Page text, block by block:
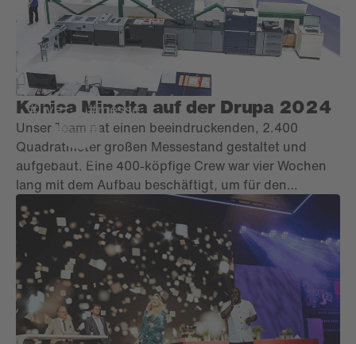
#live #messe
Konica Minolta auf der Drupa 2024
Unser Team hat einen beeindruckenden, 2.400
Quadratmeter großen Messestand gestaltet und
aufgebaut. Eine 400-köpfige Crew war vier Wochen
lang mit dem Aufbau beschäftigt, um für den
Messestart alles rechtzeitig und perfekt
vorzubereiten. Während der elf Tage dauernden
Messe stellte unser Team vor Ort ununterbrochen
sicher, dass alles reibungslos verlief.